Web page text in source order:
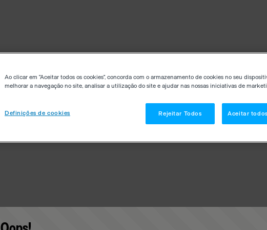
Ao clicar em "Aceitar todos os cookies", concorda com o armazenamento de cookies no seu
melhorar a navegação no site, analisar a utilização do site e ajudar nas nossas iniciativas de
Definições de cookies Rejeitar Todos Aceitar